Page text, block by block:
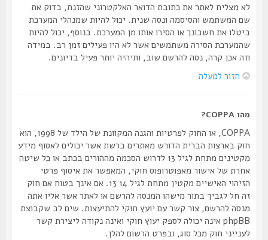
לא מצליח לאתר את כתובת הדואר האלקטרוני שהזנת, בדוק את
שם המשתמש והסיסמה ונסה שנית. יכול להיות שמנהלי המערכת
ביטלו את חשבונך או הסירו אותו מן המערכת. בנוסף, יכול להיות
שהמערכת הסירה משתמשים אשר לא היו פעילים זמן רב. במידה
וזה אכן קרה, נסה להרשם שוב, ותיהיה יותר פעיל בדיונים.
חזור למעלה
COPPA, או החוק לפרטיות והגנה המקוונת של הילד של 1998, הוא
חוק בארצות הברית הדורש מאתרים ברשת אשר יכולים לאסוף מידע
מקטינים מתחת לגיל 13 לדרוש הסכמה מההורים בכתב או כל שיטה
אחרת של אישור מאפוטרופוס חוקי, המאפשר את איסוף פרטי
הזיהוי האישיים מקטין מתחת לגיל 14 13. אם אינך בטוח אם חוק
זה חל לגביך בתור מישהו המנסה להרשם או לאתר אשר אליו אתה
מנסה להרשם, צור קשר עם יועץ חוקי להתיעצות. שים לב שקבוצת
phpBB אינה יכולה לספק יעוץ חוקי ואינה נקודה ליצירת קשר
לענייני חוק מכל סוג, ובפרט הרשום להלן.